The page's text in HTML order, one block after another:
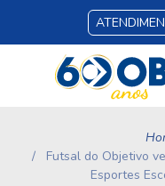
Futsal do Objetivo
Esportes